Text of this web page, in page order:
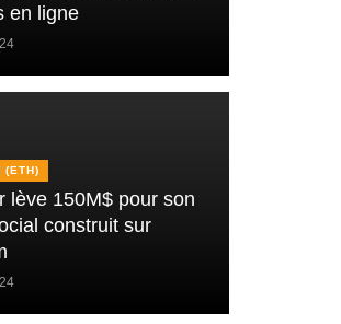
en ligne
(ETH)
lève 150M$ pour son
construit sur